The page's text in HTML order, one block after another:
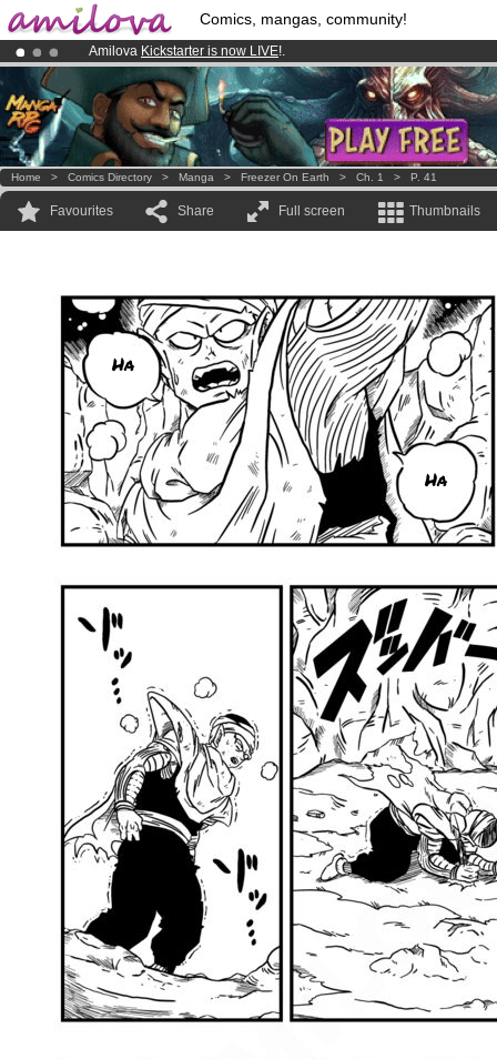
Comics, mangas, community!
Amilova Kickstarter is now LIVE!.
Already 100000membersand 1000comics & mangas!.
Premium membership from3.95 euros per month !Get membership
Home > Comics Directory > Manga > Freezer On Earth > Ch. 1 > P. 41
Favourites Share Full screen Thumbnails
Ha
Ha